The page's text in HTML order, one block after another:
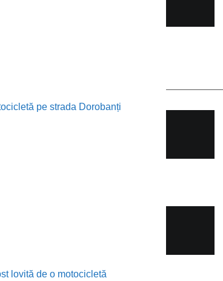
pe strada Dorobanți
lovită de o motocicletă